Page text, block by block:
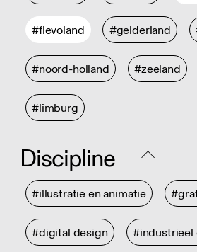
#flevoland #gelderland
#noord-holland #zeeland
#limburg
Discipline
#illustratie en animatie
#digital design #industrieel